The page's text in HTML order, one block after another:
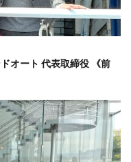
オート 代表取締役 《前